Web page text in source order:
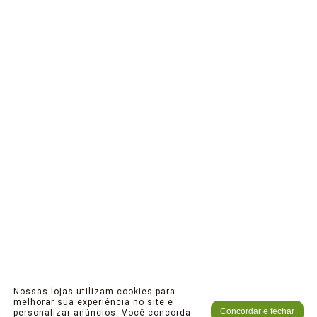
Nossas lojas utilizam cookies para
melhorar sua experiência no site e
personalizar anúncios. Você concorda
Concordar e fechar